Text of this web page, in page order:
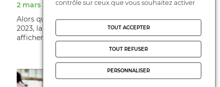
2 mars 2023
Alors que 1 500 postes seront supprimés à la rentrée
2023, la FCPE a lancé une pétition nationale. Objectif :
afficher collectivement le ...
contrôle sur ceux que vous souhaitez activer
TOUT ACCEPTER
TOUT REFUSER
PERSONNALISER